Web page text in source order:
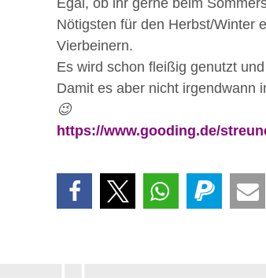
Nötigsten für den Herbst/Winter
Vierbeinern.
Es wird schon fleißig genutzt
Damit es aber nicht irgendwann
😉
https://www.gooding.de/